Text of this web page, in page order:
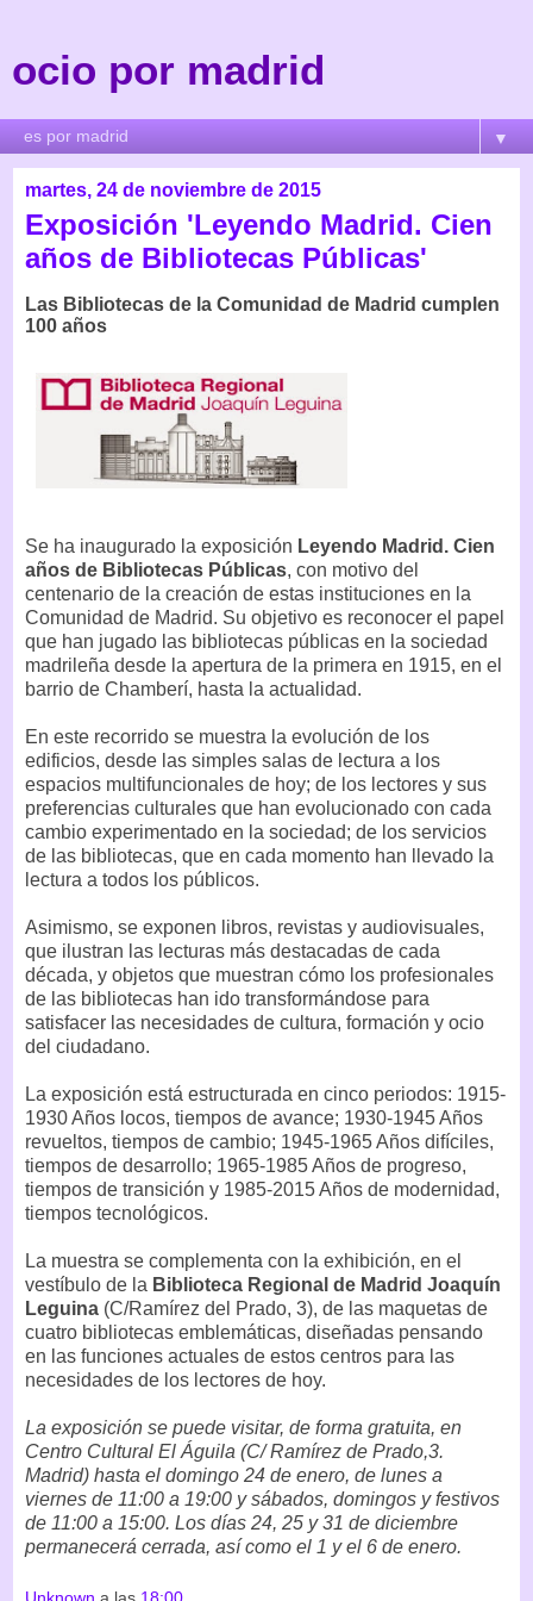
ocio por madrid
▼
martes, 24 de noviembre de 2015
Exposición 'Leyendo Madrid. Cien
años de Bibliotecas Públicas'
Las Bibliotecas de la Comunidad de Madrid cumplen
100 años
Se ha inaugurado la exposición Leyendo Madrid. Cien
años de Bibliotecas Públicas, con motivo del
centenario de la creación de estas instituciones en la
Comunidad de Madrid. Su objetivo es reconocer el papel
que han jugado las bibliotecas públicas en la sociedad
madrileña desde la apertura de la primera en 1915, en el
barrio de Chamberí, hasta la actualidad.
En este recorrido se muestra la evolución de los
edificios, desde las simples salas de lectura a los
espacios multifuncionales de hoy; de los lectores y sus
preferencias culturales que han evolucionado con cada
cambio experimentado en la sociedad; de los servicios
de las bibliotecas, que en cada momento han llevado la
lectura a todos los públicos.
Asimismo, se exponen libros, revistas y audiovisuales,
que ilustran las lecturas más destacadas de cada
década, y objetos que muestran cómo los profesionales
de las bibliotecas han ido transformándose para
satisfacer las necesidades de cultura, formación y ocio
del ciudadano.
La exposición está estructurada en cinco periodos: 1915-
1930 Años locos, tiempos de avance; 1930-1945 Años
revueltos, tiempos de cambio; 1945-1965 Años difíciles,
tiempos de desarrollo; 1965-1985 Años de progreso,
tiempos de transición y 1985-2015 Años de modernidad,
tiempos tecnológicos.
La muestra se complementa con la exhibición, en el
vestíbulo de la Biblioteca Regional de Madrid Joaquín
Leguina (C/Ramírez del Prado, 3), de las maquetas de
cuatro bibliotecas emblemáticas, diseñadas pensando
en las funciones actuales de estos centros para las
necesidades de los lectores de hoy.
La exposición se puede visitar, de forma gratuita, en
Centro Cultural El Águila (C/ Ramírez de Prado,3.
Madrid) hasta el domingo 24 de enero, de lunes a
viernes de 11:00 a 19:00 y sábados, domingos y festivos
de 11:00 a 15:00. Los días 24, 25 y 31 de diciembre
permanecerá cerrada, así como el 1 y el 6 de enero.